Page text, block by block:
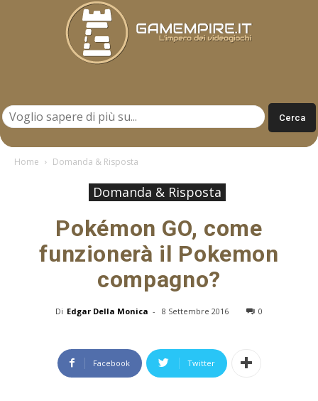
Home Domanda & Risposta
Domanda & Risposta
Pokémon GO, come
funzionerà il Pokemon
compagno?
Di Edgar Della Monica - 8 Settembre 2016 0
Facebook Twitter